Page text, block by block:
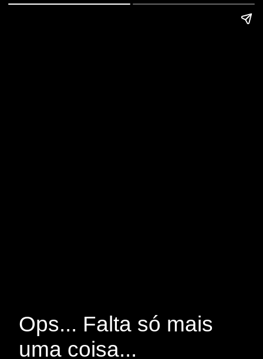
Ops... Falta só mais
uma coisa...